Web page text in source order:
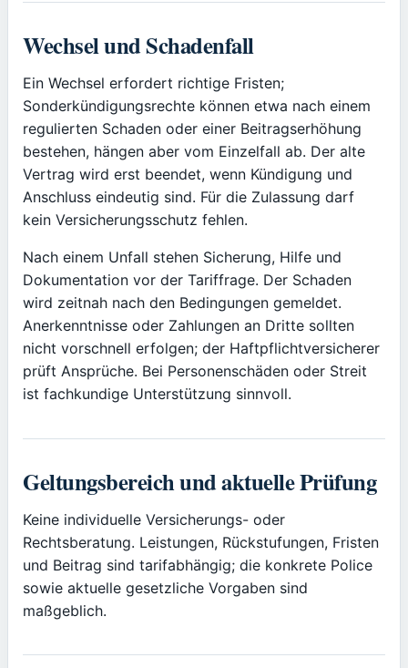
Wechsel und Schadenfall
Ein Wechsel erfordert richtige Fristen;
Sonderkündigungsrechte können etwa nach einem
regulierten Schaden oder einer Beitragserhöhung
bestehen, hängen aber vom Einzelfall ab. Der alte
Vertrag wird erst beendet, wenn Kündigung und
Anschluss eindeutig sind. Für die Zulassung darf
kein Versicherungsschutz fehlen.
Nach einem Unfall stehen Sicherung, Hilfe und
Dokumentation vor der Tariffrage. Der Schaden
wird zeitnah nach den Bedingungen gemeldet.
Anerkenntnisse oder Zahlungen an Dritte sollten
nicht vorschnell erfolgen; der Haftpflichtversicherer
prüft Ansprüche. Bei Personenschäden oder Streit
ist fachkundige Unterstützung sinnvoll.
Geltungsbereich und aktuelle Prüfung
Keine individuelle Versicherungs- oder
Rechtsberatung. Leistungen, Rückstufungen, Fristen
und Beitrag sind tarifabhängig; die konkrete Police
sowie aktuelle gesetzliche Vorgaben sind
maßgeblich.